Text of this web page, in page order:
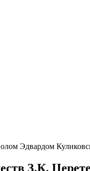
Эдвардом
З.К.